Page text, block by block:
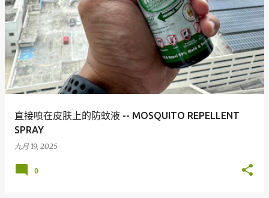
直接喷在皮肤上的防蚊液 -- MOSQUITO REPELLENT
SPRAY
九月 19, 2025
0